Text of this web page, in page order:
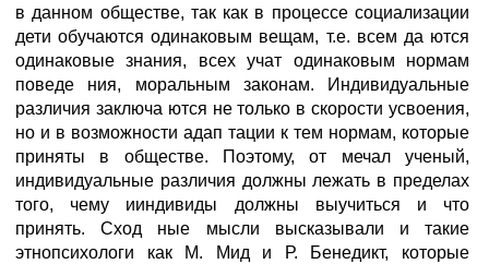
в данном обществе, так как в процессе социализации
дети обучаются одинаковым вещам, т.е. всем да ются
одинаковые знания, всех учат одинаковым нормам
поведе ния, моральным законам. Индивидуальные
различия заключа ются не только в скорости усвоения,
но и в возможности адап тации к тем нормам, которые
приняты в обществе. Поэтому, от мечал ученый,
индивидуальные различия должны лежать в пределах
того, чему ииндивиды должны выучиться и что
принять. Сход ные мысли высказывали и такие
этнопсихологи как М. Мид и Р. Бенедикт, которые